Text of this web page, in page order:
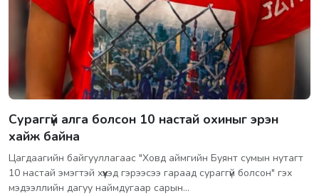
Сураггүй алга болсон 10 настай охиныг эрэн
хайж байна
Цагдаагийн байгууллагаас "Ховд аймгийн Буянт сумын нутагт
10 настай эмэгтэй хүүхэд гэрээсээ гараад сураггүй болсон" гэх
мэдээллийн дагуу наймдугаар сарын…